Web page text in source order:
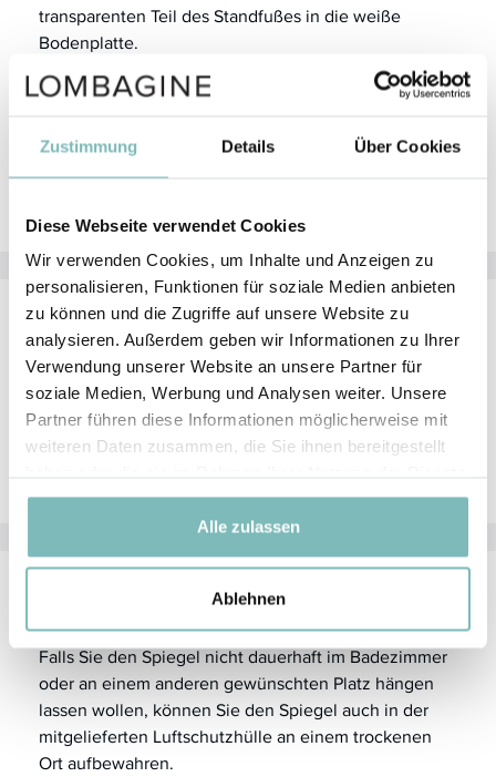
Zustimmung Details Über Cookies
Diese Webseite verwendet Cookies
Wir verwenden Cookies, um Inhalte und Anzeigen zu
personalisieren, Funktionen für soziale Medien anbieten
zu können und die Zugriffe auf unsere Website zu
analysieren. Außerdem geben wir Informationen zu Ihrer
Verwendung unserer Website an unsere Partner für
soziale Medien, Werbung und Analysen weiter. Unsere
Partner führen diese Informationen möglicherweise mit
weiteren Daten zusammen, die Sie ihnen bereitgestellt
gesammelt haben.
Alle zulassen
Ablehnen
transparenten Teil des Standfußes in die weiße
Bodenplatte.
Anschließend können Sie den Spiegel auf die runde
Durch den 360° Kugelkopf können Sie nun den
Reinigung
Von Zeit zu Zeit können Sie den Spiegel – so wie Sie
das von anderen Spiegeln gewohnt sind – mit einem
haushaltsüblichen Reinigungsprodukt oder einem
Falls Sie den Spiegel nicht dauerhaft im Badezimmer
oder an einem anderen gewünschten Platz hängen
lassen wollen, können Sie den Spiegel auch in der
mitgelieferten Luftschutzhülle an einem trockenen
Ort aufbewahren.